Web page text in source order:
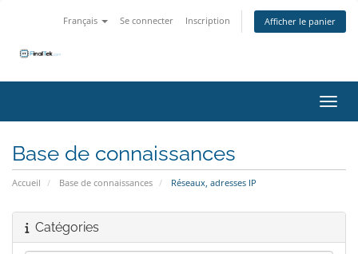
Français Se connecter Inscription Afficher le panier
Base de connaissances
Accueil Base de connaissances Réseaux, adresses IP
Catégories